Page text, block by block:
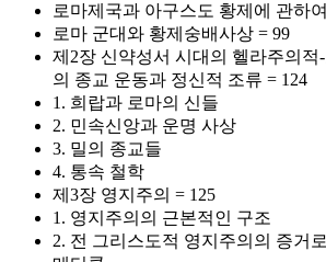
로마제국과 아구스도 황제에 관하
로마 군대와 황제숭배사상 = 99
제2장 신약성서 시대의 헬라주의적
의 종교 운동과 정신적 조류 = 124
1. 희랍과 로마의 신들
2. 민속신앙과 운명 사상
3. 밀의 종교들
4. 통속 철학
제3장 영지주의 = 125
1. 영지주의의 근본적인 구조
2. 전 그리스도적 영지주의의 증거